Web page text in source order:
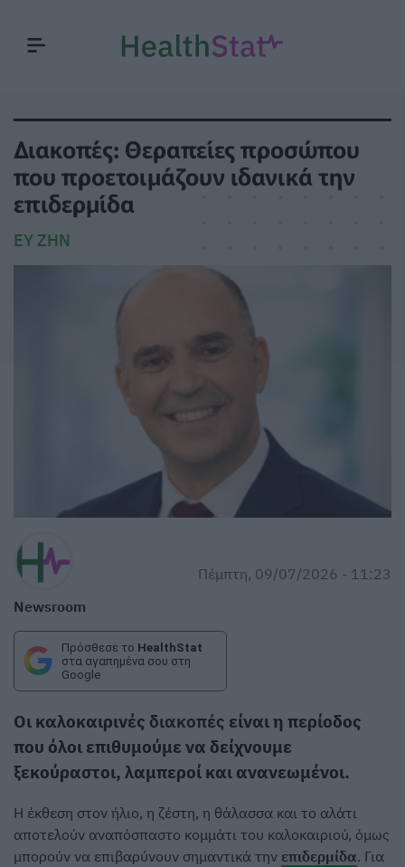
Διακοπές: Θεραπείες προσώπου
που προετοιμάζουν ιδανικά την
επιδερμίδα
ΕΥ ΖΗΝ
Newsroom
Πέμπτη, 09/07/2026 - 11:23
Πρόσθεσε το HealthStat
στα αγαπημένα σου στη
Google
Οι καλοκαιρινές διακοπές είναι η περίοδος
που όλοι επιθυμούμε να δείχνουμε
ξεκούραστοι, λαμπεροί και ανανεωμένοι.
Η έκθεση στον ήλιο, η ζέστη, η θάλασσα και το αλάτι
αποτελούν αναπόσπαστο κομμάτι του καλοκαιριού, όμως
μπορούν να επιβαρύνουν σημαντικά την επιδερμίδα. Για